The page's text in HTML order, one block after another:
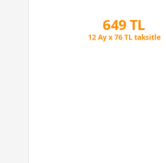
649 TL
Peşin Fiyatına 3 Taksit